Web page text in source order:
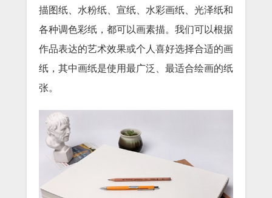
描图纸、水粉纸、宣纸、水彩画纸、光泽纸和
各种调色彩纸，都可以画素描。我们可以根据
作品表达的艺术效果或个人喜好选择合适的画
纸，其中画纸是使用最广泛、最适合绘画的纸
张。